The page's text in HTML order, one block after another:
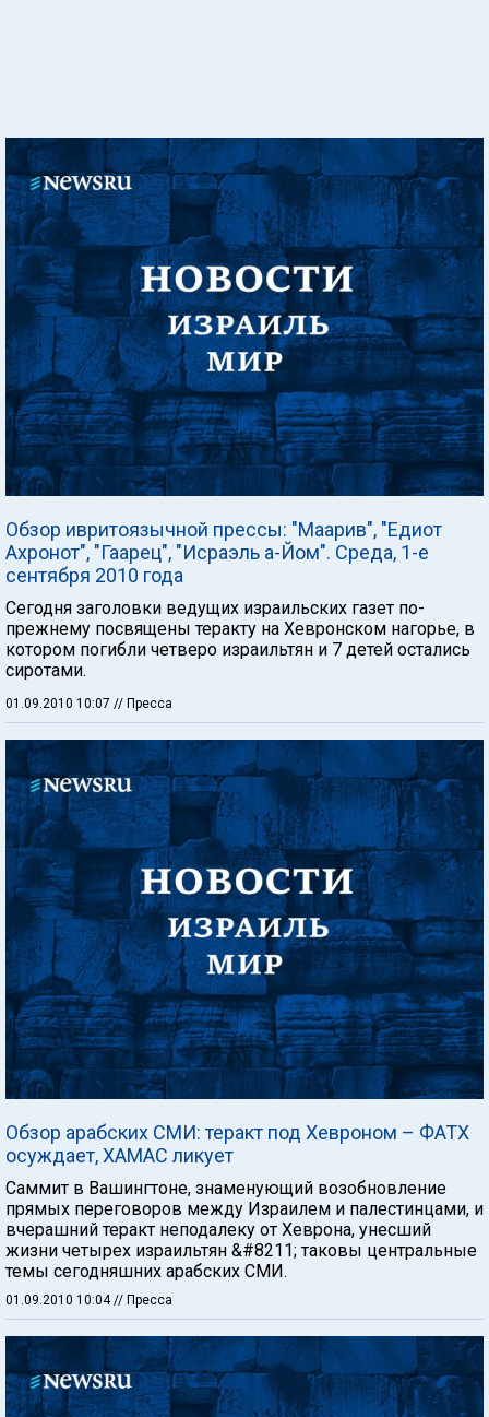
Обзор ивритоязычной прессы: "Маарив", "Едиот
Ахронот", "Гаарец", "Исраэль а-Йом". Среда, 1-е
сентября 2010 года
Сегодня заголовки ведущих израильских газет по-
прежнему посвящены теракту на Хевронском нагорье, в
котором погибли четверо израильтян и 7 детей остались
сиротами.
01.09.2010 10:07 // Пресса
Обзор арабских СМИ: теракт под Хевроном – ФАТХ
осуждает, ХАМАС ликует
Саммит в Вашингтоне, знаменующий возобновление
прямых переговоров между Израилем и палестинцами, и
вчерашний теракт неподалеку от Хеврона, унесший
жизни четырех израильтян &#8211; таковы центральные
темы сегодняшних арабских СМИ.
01.09.2010 10:04 // Пресса